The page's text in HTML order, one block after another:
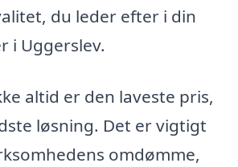
du leder efter i din
i Uggerslev.
altid er den laveste pris,
løsning. Det er vigtigt
omdømme,